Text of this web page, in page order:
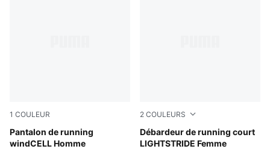
1 COULEUR
Pantalon de running
windCELL Homme
Puma Black
2 COULEURS
Débardeur de running court
LIGHTSTRIDE Femme
Créme De Mint